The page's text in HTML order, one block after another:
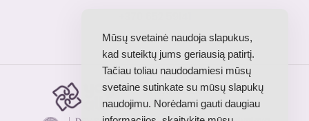
Yoga Alliance
RYS · akredituota mokykla
Mūsų svetainė naudoja slapukus,
kad suteiktų jums geriausią patirtį.
Tačiau toliau naudodamiesi mūsų
svetaine sutinkate su mūsų slapukų
naudojimu. Norėdami gauti daugiau